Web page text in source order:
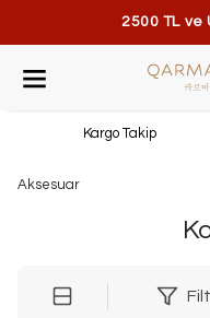
2500 TL ve
Kargo Takip
Aksesuar